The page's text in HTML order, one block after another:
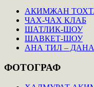
АКИМЖАН
ЧАХ-ЧАХ КЛАБ
ШАТЛИК-ШОУ
ШАВКЕТ-ШОУ
АНА ТИЛ –
ФОТОГРАФ